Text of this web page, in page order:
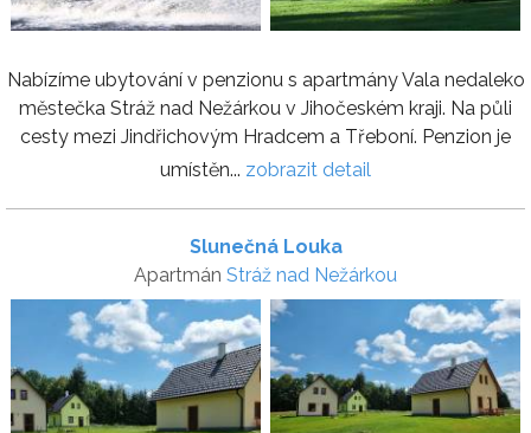
Nabízíme ubytování v penzionu s apartmány Vala nedaleko
městečka Stráž nad Nežárkou v Jihočeském kraji. Na půli
cesty mezi Jindřichovým Hradcem a Třeboní. Penzion je
umístěn... zobrazit detail
Slunečná Louka
Apartmán Stráž nad Nežárkou